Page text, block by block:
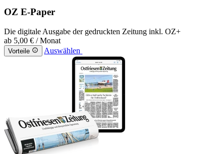
OZ E-Paper
Die digitale Ausgabe der gedruckten Zeitung inkl. OZ+
ab 5,00 € / Monat
Vorteile Auswählen